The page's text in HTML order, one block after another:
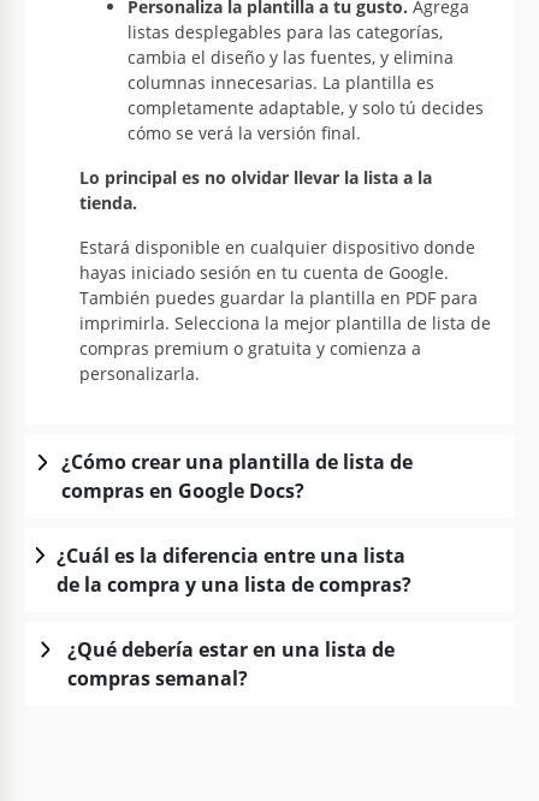
Personaliza la plantilla a tu gusto. Agrega
listas desplegables para las categorías,
cambia el diseño y las fuentes, y elimina
columnas innecesarias. La plantilla es
completamente adaptable, y solo tú decides
cómo se verá la versión final.
Lo principal es no olvidar llevar la lista a la
tienda.
Estará disponible en cualquier dispositivo donde
hayas iniciado sesión en tu cuenta de Google.
También puedes guardar la plantilla en PDF para
imprimirla. Selecciona la mejor plantilla de lista de
compras premium o gratuita y comienza a
personalizarla.
¿Cómo crear una plantilla de lista de
compras en Google Docs?
¿Cuál es la diferencia entre una lista
de la compra y una lista de compras?
¿Qué debería estar en una lista de
compras semanal?